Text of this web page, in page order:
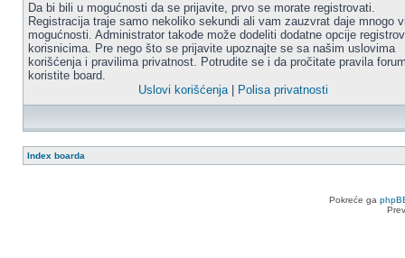
Da bi bili u mogućnosti da se prijavite, prvo se morate registrovati.
Registracija traje samo nekoliko sekundi ali vam zauzvrat daje mnogo
mogućnosti. Administrator takođe može dodeliti dodatne opcije
korisnicima. Pre nego što se prijavite upoznajte se sa našim uslovima
korišćenja i pravilima privatnost. Potrudite se i da pročitate pravila
koristite board.
Uslovi korišćenja| Polisa privatnosti
Index boarda
Pokreće ga